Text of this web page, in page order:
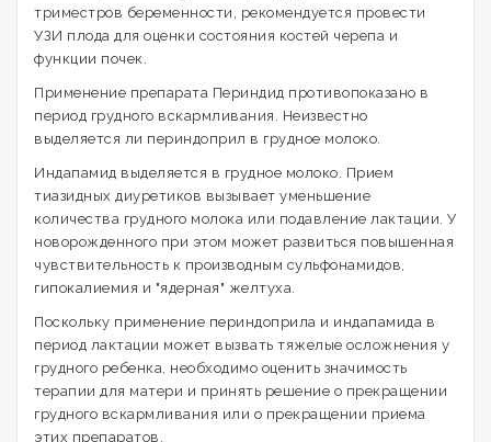
триместров беременности, рекомендуется провести
УЗИ плода для оценки состояния костей черепа и
функции почек.
Применение препарата Периндид противопоказано в
период грудного вскармливания. Неизвестно
выделяется ли периндоприл в грудное молоко.
Индапамид выделяется в грудное молоко. Прием
тиазидных диуретиков вызывает уменьшение
количества грудного молока или подавление лактации. У
новорожденного при этом может развиться повышенная
чувствительность к производным сульфонамидов,
гипокалиемия и "ядерная" желтуха.
Поскольку применение периндоприла и индапамида в
период лактации может вызвать тяжелые осложнения у
грудного ребенка, необходимо оценить значимость
терапии для матери и принять решение о прекращении
грудного вскармливания или о прекращении приема
этих препаратов.